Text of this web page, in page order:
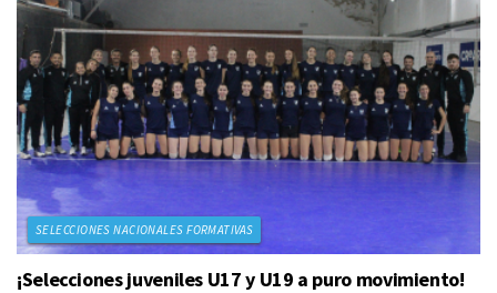
SELECCIONES NACIONALES FORMATIVAS
¡Selecciones juveniles U17 y U19 a puro movimiento!